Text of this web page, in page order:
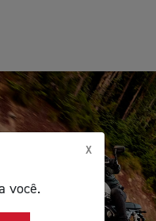
X
você.